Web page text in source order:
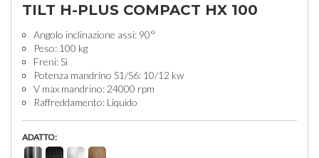
TILT H-PLUS COMPACT HX 100
Angolo inclinazione assi: 90°
Peso: 100 kg
Freni: Si
Potenza mandrino S1/S6: 10/12 kw
V max mandrino: 24000 rpm
Raffreddamento: Liquido
ADATTO: